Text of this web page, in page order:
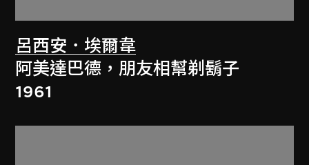
呂西安．埃爾韋
阿美達巴德，朋友相幫剃鬍子
1961